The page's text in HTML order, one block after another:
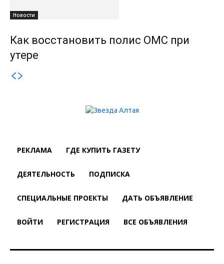
Новости
Как восстановить полис ОМС при
утере
РЕКЛАМА ГДЕ КУПИТЬ ГАЗЕТУ
ДЕЯТЕЛЬНОСТЬ ПОДПИСКА
СПЕЦИАЛЬНЫЕ ПРОЕКТЫ ДАТЬ ОБЪЯВЛЕНИЕ
ВОЙТИ РЕГИСТРАЦИЯ ВСЕ ОБЪЯВЛЕНИЯ